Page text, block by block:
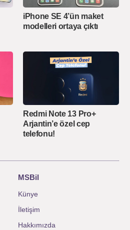
iPhone SE 4’ün maket
modelleri ortaya çıktı
Redmi Note 13 Pro+
Arjantin’e özel cep
telefonu!
MSBil
Künye
İletişim
Hakkımızda